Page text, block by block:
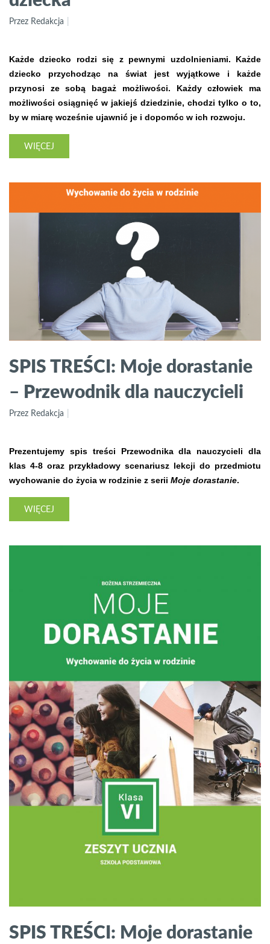
Przez Redakcja
Każde dziecko rodzi się z pewnymi uzdolnieniami. Każde
dziecko przychodząc na świat jest wyjątkowe i każde
przynosi ze sobą bagaż możliwości. Każdy człowiek ma
możliwości osiągnięć w jakiejś dziedzinie, chodzi tylko o to,
by w miarę wcześnie ujawnić je i dopomóc w ich rozwoju.
WIĘCEJ
SPIS TREŚCI: Moje dorastanie
– Przewodnik dla nauczycieli
Przez Redakcja
Prezentujemy spis treści Przewodnika dla nauczycieli dla
klas 4-8 oraz przykładowy scenariusz lekcji do przedmiotu
wychowanie do życia w rodzinie z serii Moje dorastanie.
WIĘCEJ
SPIS TREŚCI: Moje dorastanie